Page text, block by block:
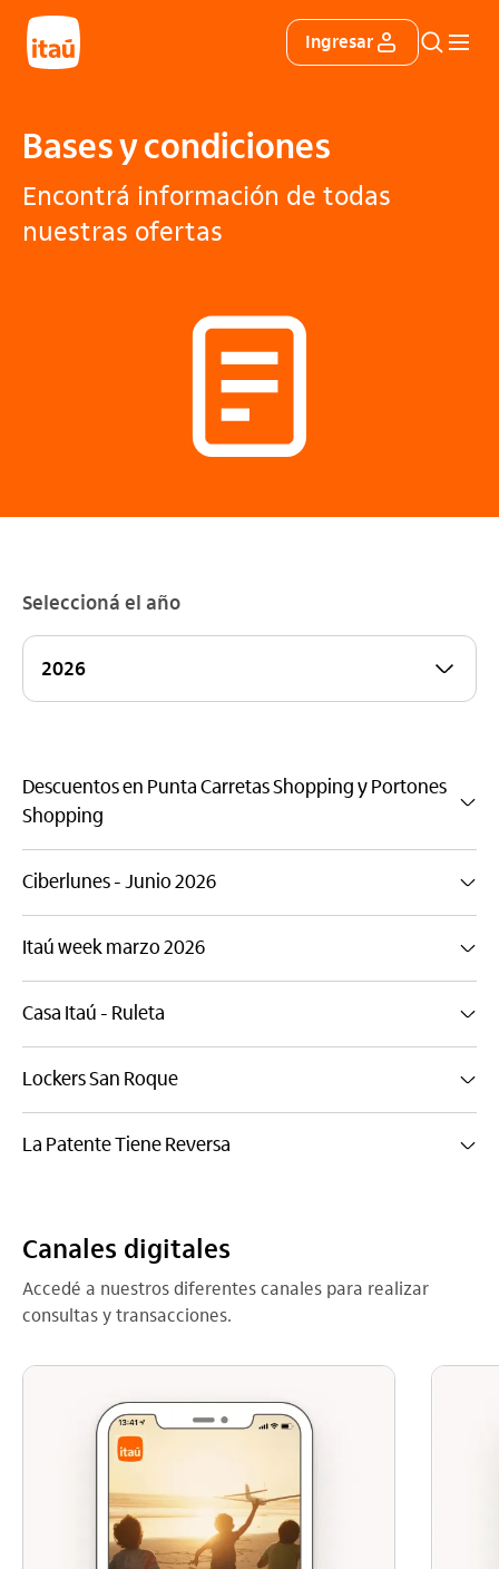
Itáu Ingresar
Buscar
Bases y condiciones
Encontrá información de todas
nuestras ofertas
Seleccioná el año
Descuentos en Punta Carretas Shopping y Portones
Shopping
Ciberlunes - Junio 2026
Itaú week marzo 2026
Casa Itaú - Ruleta
Lockers San Roque
La Patente Tiene Reversa
Canales digitales
Accedé a nuestros diferentes canales para realizar
consultas y transacciones.